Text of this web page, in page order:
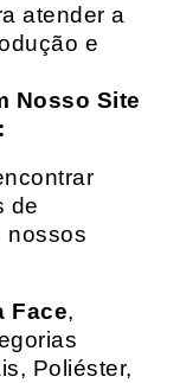
atender a
e
Nosso Site
de
nossos
Face,
Poliéster,